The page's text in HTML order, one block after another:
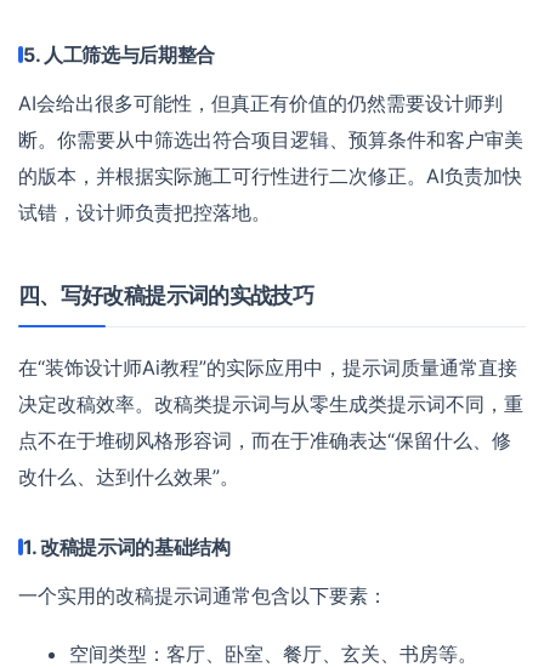
5. 人工筛选与后期整合
AI会给出很多可能性，但真正有价值的仍然需要设计师判
断。你需要从中筛选出符合项目逻辑、预算条件和客户审美
的版本，并根据实际施工可行性进行二次修正。AI负责加快
试错，设计师负责把控落地。
四、写好改稿提示词的实战技巧
在“装饰设计师Ai教程”的实际应用中，提示词质量通常直接
决定改稿效率。改稿类提示词与从零生成类提示词不同，重
点不在于堆砌风格形容词，而在于准确表达“保留什么、修
改什么、达到什么效果”。
1. 改稿提示词的基础结构
一个实用的改稿提示词通常包含以下要素：
空间类型：客厅、卧室、餐厅、玄关、书房等。